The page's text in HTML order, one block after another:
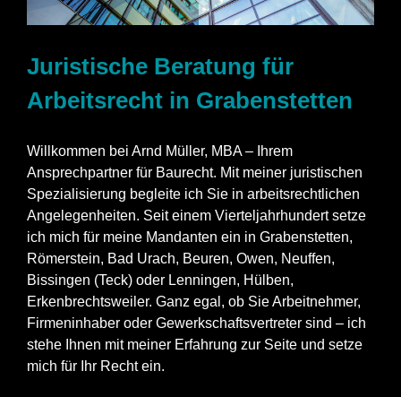
Juristische Beratung für
Arbeitsrecht in Grabenstetten
Willkommen bei Arnd Müller, MBA – Ihrem
Ansprechpartner für Baurecht. Mit meiner juristischen
Spezialisierung begleite ich Sie in arbeitsrechtlichen
Angelegenheiten. Seit einem Vierteljahrhundert setze
ich mich für meine Mandanten ein in Grabenstetten,
Römerstein, Bad Urach, Beuren, Owen, Neuffen,
Bissingen (Teck) oder Lenningen, Hülben,
Erkenbrechtsweiler. Ganz egal, ob Sie Arbeitnehmer,
Firmeninhaber oder Gewerkschaftsvertreter sind – ich
stehe Ihnen mit meiner Erfahrung zur Seite und setze
mich für Ihr Recht ein.